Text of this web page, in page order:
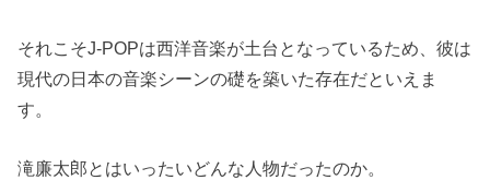
それこそJ-POPは西洋音楽が土台となっているため、彼は
現代の日本の音楽シーンの礎を築いた存在だといえま
す。
滝廉太郎とはいったいどんな人物だったのか。